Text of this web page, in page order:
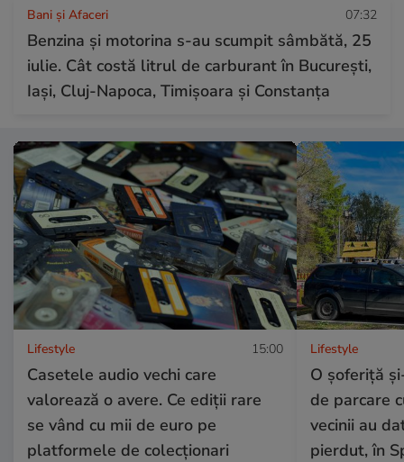
Bani și Afaceri 07:32
Benzina și motorina s-au scumpit sâmbătă, 25
iulie. Cât costă litrul de carburant în București,
Iași, Cluj-Napoca, Timișoara și Constanța
Lifestyle 15:00
Casetele audio vechi care
valorează o avere. Ce ediții rare
se vând cu mii de euro pe
platformele de colecționari
Lifestyle
O șoferiță
de parcare
vecinii au
pierdut, în